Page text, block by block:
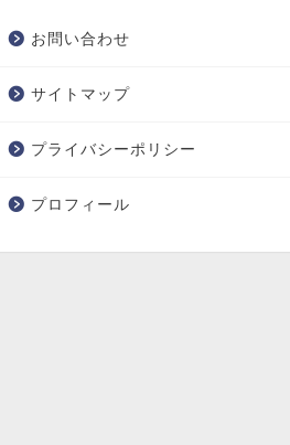
お問い合わせ
サイトマップ
プライバシーポリシー
プロフィール